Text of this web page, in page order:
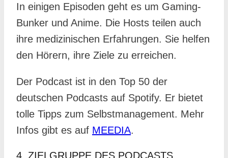
In einigen Episoden geht es um Gaming-
Bunker und Anime. Die Hosts teilen auch
ihre medizinischen Erfahrungen. Sie helfen
den Hörern, ihre Ziele zu erreichen.
Der Podcast ist in den Top 50 der
deutschen Podcasts auf Spotify. Er bietet
tolle Tipps zum Selbstmanagement. Mehr
Infos gibt es auf MEEDIA.
4. ZIELGRUPPE DES PODCASTS